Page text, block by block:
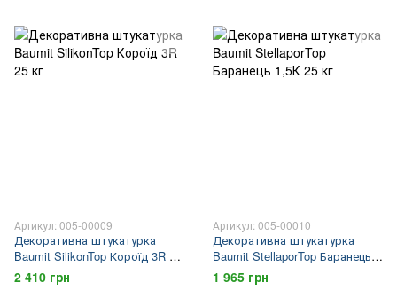
Артикул: 005-00009
Декоративна штукатурка
Baumit SilikonTop Короїд 3R 25
кг
2 410 грн
Артикул: 005-00010
Декоративна штукатурка
Baumit StellaporTop Баранець
1,5К 25 кг
1 965 грн